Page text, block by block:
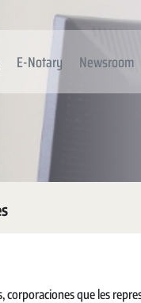
E-Notary Newsroom
que les